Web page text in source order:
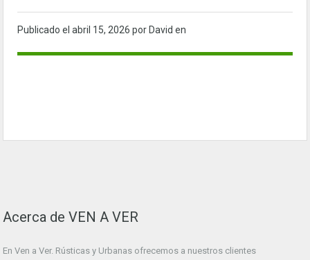
Publicado el abril 15, 2026 por David en
Acerca de VEN A VER
En Ven a Ver. Rústicas y Urbanas ofrecemos a nuestros clientes